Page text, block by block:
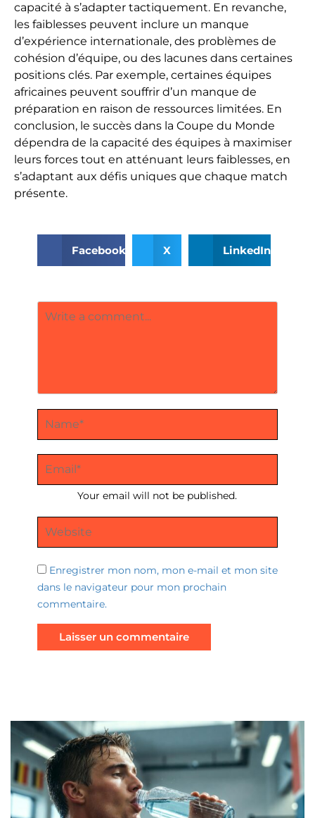
capacité à s’adapter tactiquement. En revanche,
les faiblesses peuvent inclure un manque
d’expérience internationale, des problèmes de
cohésion d’équipe, ou des lacunes dans certaines
positions clés. Par exemple, certaines équipes
africaines peuvent souffrir d’un manque de
préparation en raison de ressources limitées. En
conclusion, le succès dans la Coupe du Monde
dépendra de la capacité des équipes à maximiser
leurs forces tout en atténuant leurs faiblesses, en
s’adaptant aux défis uniques que chaque match
présente.
Facebook X LinkedIn
Your email will not be published.
Enregistrer mon nom, mon e-mail et mon site
dans le navigateur pour mon prochain
commentaire.